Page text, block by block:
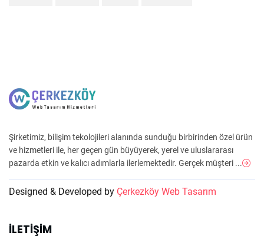
Şirketimiz, bilişim tekolojileri alanında sunduğu birbirinden özel ürün
ve hizmetleri ile, her geçen gün büyüyerek, yerel ve uluslararası
pazarda etkin ve kalıcı adımlarla ilerlemektedir. Gerçek müşteri ...
Designed & Developed by Çerkezköy Web Tasarım
İLETIŞIM